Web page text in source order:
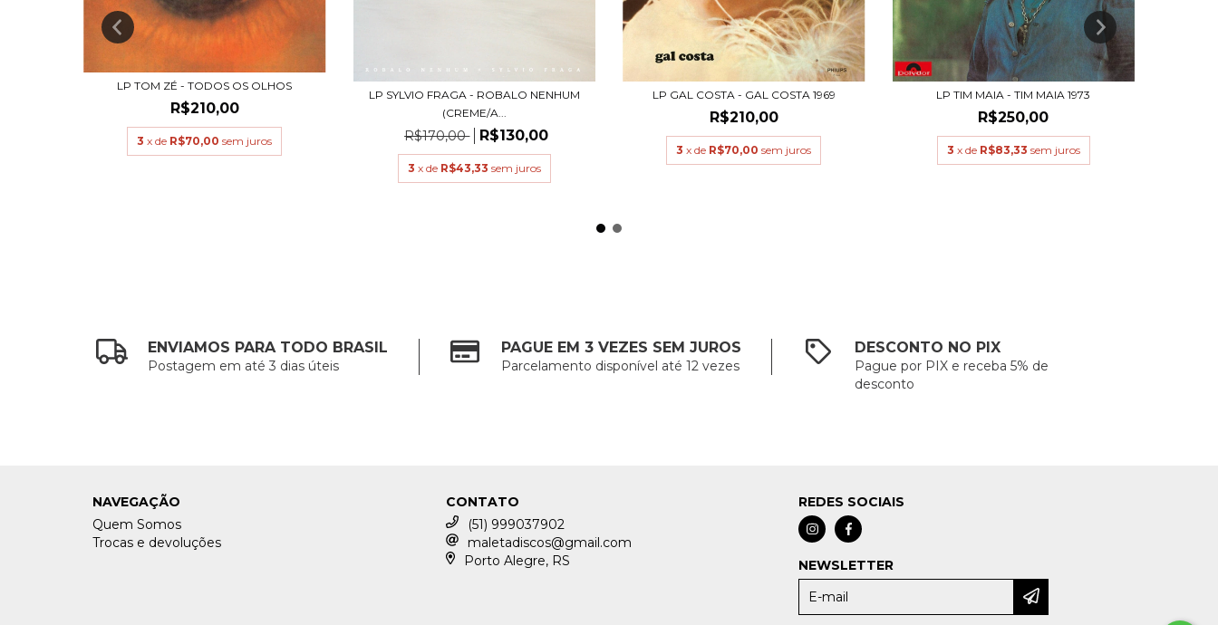
LP TOM ZÉ - TODOS OS OLHOS
R$210,00
3 x de R$70,00 sem juros
LP SYLVIO FRAGA - ROBALO NENHUM
(CREME/A...
R$170,00 R$130,00
3 x de R$43,33 sem juros
LP GAL COSTA - GAL COSTA 1969
R$210,00
3 x de R$70,00 sem juros
LP TIM MAIA - TIM MAIA 1973
R$250,00
3 x de R$83,33 sem juros
ENVIAMOS PARA TODO BRASIL
Postagem em até 3 dias úteis
PAGUE EM 3 VEZES SEM JUROS
Parcelamento disponível até 12 vezes
DESCONTO NO PIX
Pague por PIX e receba 5% de
desconto
NAVEGAÇÃO
Quem Somos
Trocas e devoluções
CONTATO
(51) 999037902
maletadiscos@gmail.com
Porto Alegre, RS
REDES SOCIAIS
NEWSLETTER